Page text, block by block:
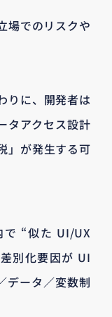
場でのリスクや
りに、開発者は
タアクセス設計
」が発生する可
で “似た UI/UX
別化要因が UI
データ／変数制